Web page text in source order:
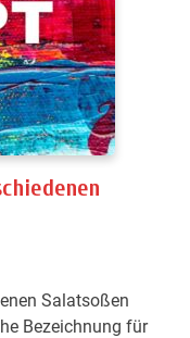
Salatsoßen
Bezeichnung für